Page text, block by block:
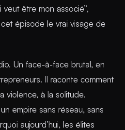
être mon associé”,
épisode le vrai visage de
Un face-à-face brutal, en
Il raconte comment
violence, à la solitude.
empire sans réseau, sans
aujourd’hui, les élites